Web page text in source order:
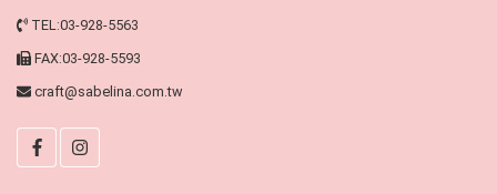
TEL:03-928-5563
FAX:03-928-5593
craft@sabelina.com.tw